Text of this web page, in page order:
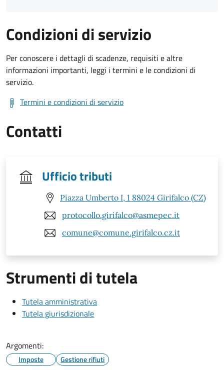
Condizioni di servizio
Per conoscere i dettagli di scadenze, requisiti e altre
informazioni importanti, leggi i termini e le condizioni di
servizio.
Termini e condizioni di servizio
Contatti
Ufficio tributi
Piazza Umberto I, 1 88024 Girifalco (CZ)
protocollo.girifalco@asmepec.it
comune@comune.girifalco.cz.it
Strumenti di tutela
Tutela amministrativa
Tutela giurisdizionale
Argomenti:
Imposte Gestione rifiuti